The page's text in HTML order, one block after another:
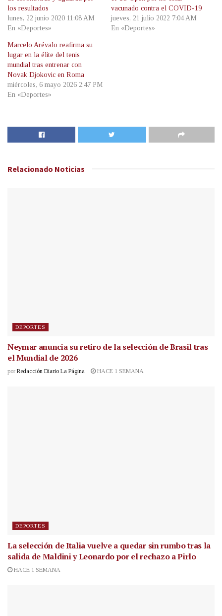
los resultados
lunes, 22 junio 2020 11:08 AM
En «Deportes»
vacunado contra el COVID-19
jueves, 21 julio 2022 7:04 AM
En «Deportes»
Marcelo Arévalo reafirma su
lugar en la élite del tenis
mundial tras entrenar con
Novak Djokovic en Roma
miércoles, 6 mayo 2026 2:47 PM
En «Deportes»
Relacionado Noticias
DEPORTES
Neymar anuncia su retiro de la selección de Brasil tras
el Mundial de 2026
por Redacción Diario La Página HACE 1 SEMANA
DEPORTES
La selección de Italia vuelve a quedar sin rumbo tras la
salida de Maldini y Leonardo por el rechazo a Pirlo
HACE 1 SEMANA